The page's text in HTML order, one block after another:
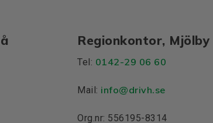
Regionkontor, Mjölby
Tel: 0142-29 06 60
Mail: info@drivh.se
Org.nr: 556195-8314